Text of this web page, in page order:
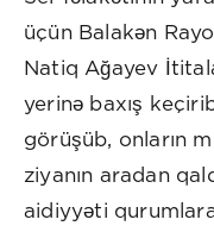
üçün Balakən
Natiq Ağayev
yerinə baxış
görüşüb, onların
ziyanın aradan
aidiyyəti